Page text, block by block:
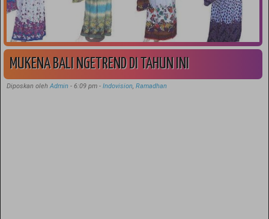
MUKENA BALI NGETREND DI TAHUN INI
Diposkan olehAdmin - 6:09 pm- Indovision ,Ramadhan